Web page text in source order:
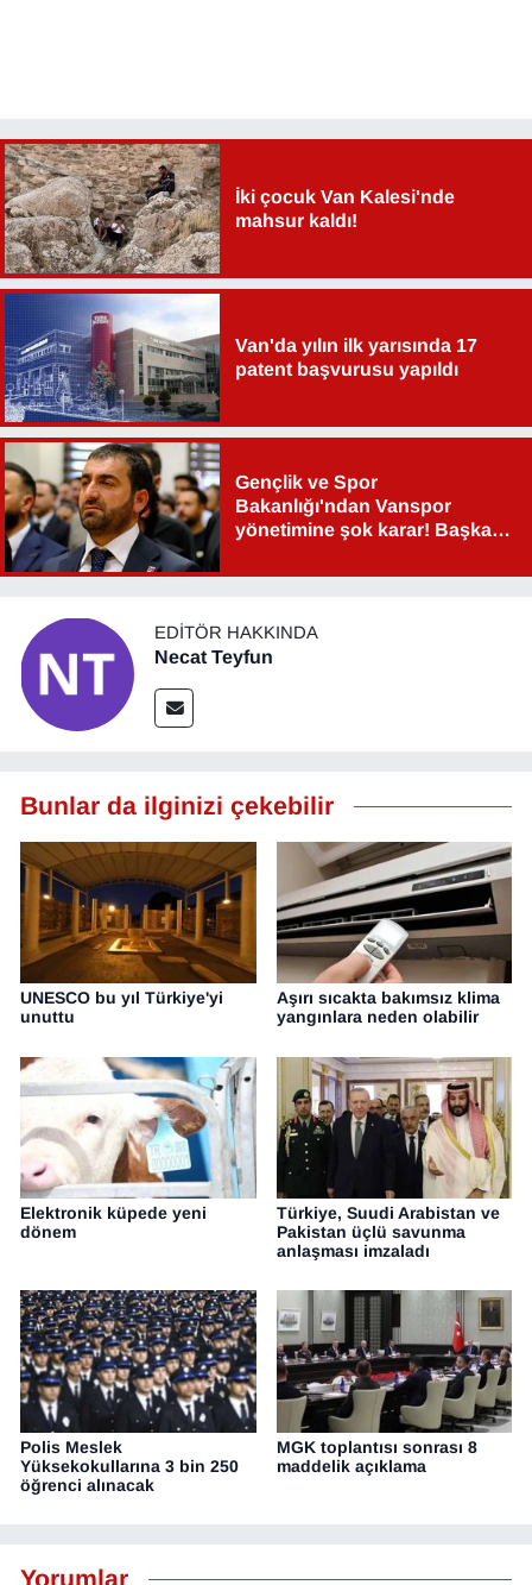
İki çocuk Van Kalesi'nde
mahsur kaldı!
Van'da yılın ilk yarısında 17
patent başvurusu yapıldı
Gençlik ve Spor
Bakanlığı'ndan Vanspor
yönetimine şok karar! Başkan
EDITÖR HAKKINDA
Necat Teyfun
Bunlar da ilginizi çekebilir
UNESCO bu yıl Türkiye'yi
unuttu
Aşırı sıcakta bakımsız klima
yangınlara neden olabilir
Elektronik küpede yeni
dönem
Türkiye, Suudi Arabistan ve
Pakistan üçlü savunma
anlaşması imzaladı
Polis Meslek
Yüksekokullarına 3 bin 250
öğrenci alınacak
MGK toplantısı sonrası 8
maddelik açıklama